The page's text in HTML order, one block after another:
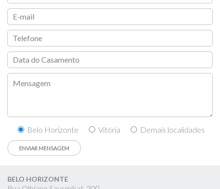
Belo Horizonte Vitória Demais localidades
BELO HORIZONTE